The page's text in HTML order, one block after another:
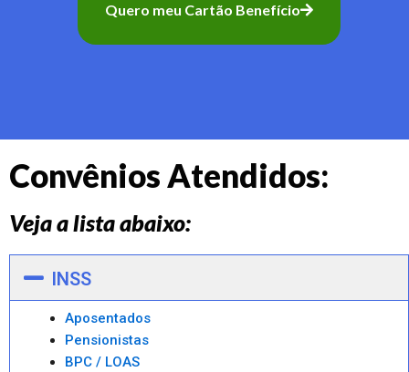
Quero meu Cartão Benefício
Convênios Atendidos:
Veja a lista abaixo:
INSS
Aposentados
Pensionistas
BPC / LOAS